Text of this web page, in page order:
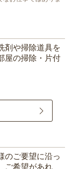
剤や掃除道具を
屋の掃除・片付
のご要望に沿っ
ご希望があれ